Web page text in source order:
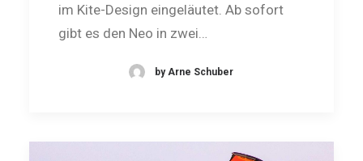
im Kite-Design eingeläutet. Ab sofort
gibt es den Neo in zwei…
by Arne Schuber